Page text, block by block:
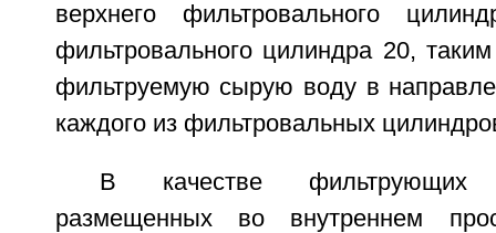
верхнего фильтровального
фильтровального цилиндра 20,
фильтруемую сырую воду в
каждого из фильтровальных
В качестве фильтрующих
размещенных во внутреннем